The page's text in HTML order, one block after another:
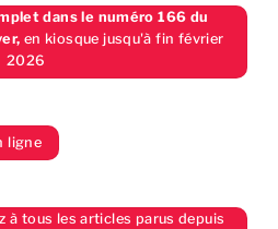
dans le numéro 166 du
en kiosque jusqu'à fin février
2026
ligne
à tous les articles parus depuis